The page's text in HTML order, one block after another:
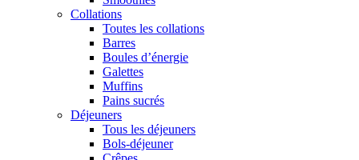
Collations
Toutes les collations
Barres
Boules d’énergie
Galettes
Muffins
Pains sucrés
Déjeuners
Tous les déjeuners
Bols-déjeuner